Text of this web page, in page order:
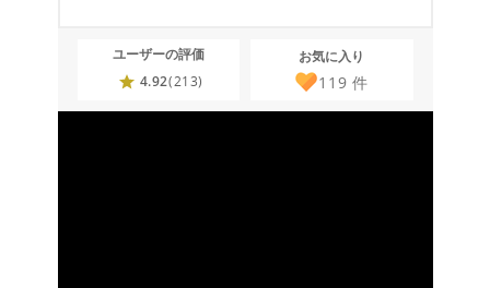
ユーザーの評価
4.92(213)
お気に入り
119 件